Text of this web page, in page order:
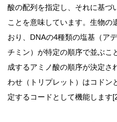
酸の配列を指定し、それに基づ
ことを意味しています。生物の
おり、DNAの4種類の塩基（ア
チミン）が特定の順序で並ぶこ
成するアミノ酸の順序が決定さ
わせ（トリプレット）はコドン
定するコードとして機能します